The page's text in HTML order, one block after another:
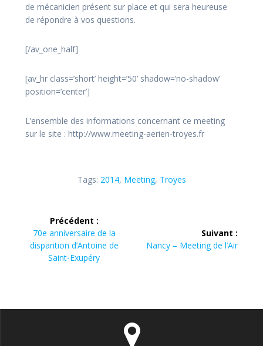
de mécanicien présent sur place et qui sera heureuse
de répondre à vos questions.
[/av_one_half]
[av_hr class=’short’ height=’50’ shadow=’no-shadow’
position=’center’]
L’ensemble des informations concernant ce meeting
sur le site : http://www.meeting-aerien-troyes.fr
Tags: 2014, Meeting, Troyes
Navigation
de
l’article
Précédent :
Article
précédent
70e anniversaire de la
disparition d’Antoine de
Saint-Exupéry
Suivant :
Article
Nancy – Meeting de l’Air